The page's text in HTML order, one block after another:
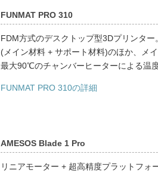
FUNMAT PRO 310
FDM方式のデスクトップ型3Dプリンタ
(メイン材料 + サポート材料)のほか、メ
最大90℃のチャンバーヒーターによる温
FUNMAT PRO 310の詳細
AMESOS Blade 1 Pro
リニアモーター + 超高精度プラットフ